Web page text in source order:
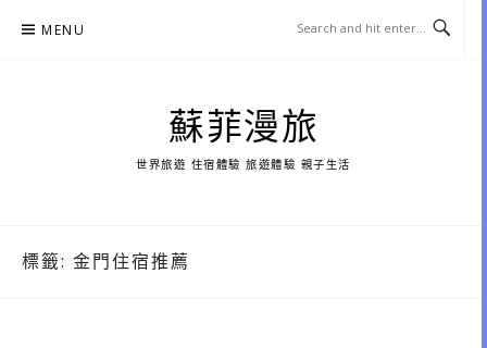
MENU
蘇菲漫旅
世界旅遊 住宿體驗 旅遊體驗 親子生活
標籤: 金門住宿推薦